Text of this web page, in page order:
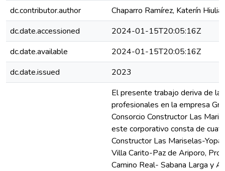
dc.contributor.author
Chaparro Ramírez, Katerín
dc.date.accessioned
2024-01-15T20:05:16Z
dc.date.available
2024-01-15T20:05:16Z
dc.date.issued
2023
El presente trabajo deriva de la
profesionales en la empresa
Consorcio Constructor Las
este corporativo consta de
Constructor Las Mariselas-
Villa Carito-Paz de Ariporo,
Camino Real- Sabana Larga y